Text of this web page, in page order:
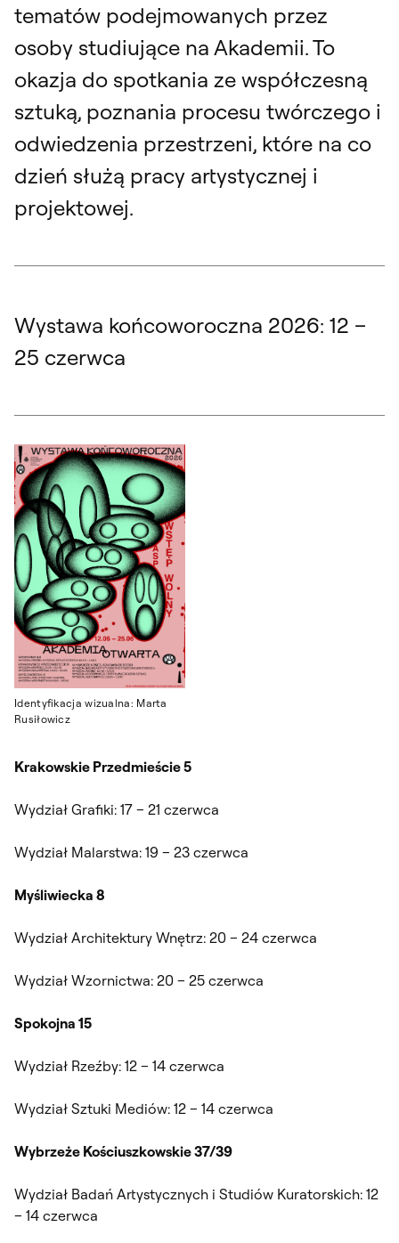
tematów podejmowanych przez
osoby studiujące na Akademii. To
okazja do spotkania ze współczesną
sztuką, poznania procesu twórczego i
odwiedzenia przestrzeni, które na co
dzień służą pracy artystycznej i
projektowej.
Wystawa końcoworoczna 2026: 12 –
25 czerwca
Identyfikacja wizualna: Marta
Rusiłowicz
Krakowskie Przedmieście 5
Wydział Grafiki: 17 – 21 czerwca
Wydział Malarstwa: 19 – 23 czerwca
Myśliwiecka 8
Wydział Architektury Wnętrz: 20 – 24 czerwca
Wydział Wzornictwa: 20 – 25 czerwca
Spokojna 15
Wydział Rzeźby: 12 – 14 czerwca
Wydział Sztuki Mediów: 12 – 14 czerwca
Wybrzeże Kościuszkowskie 37/39
Wydział Badań Artystycznych i Studiów Kuratorskich: 12
– 14 czerwca